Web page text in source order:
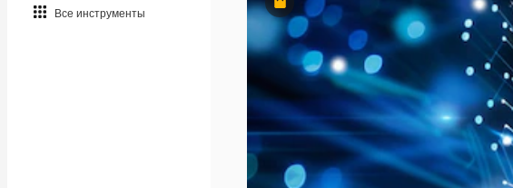
Все инструменты
Премиум